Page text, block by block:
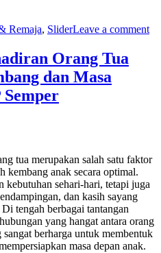
Remaja, SliderLeave a comment
Orang Tua
dan Masa
tua merupakan salah satu faktor
kembang anak secara optimal.
kebutuhan sehari-hari, tetapi juga
dan kasih sayang
tengah berbagai tantangan
yang hangat antara orang
berharga untuk membentuk
masa depan anak.